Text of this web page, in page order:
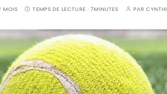
MOIS TEMPS DE LECTURE : 7MINUTES PAR